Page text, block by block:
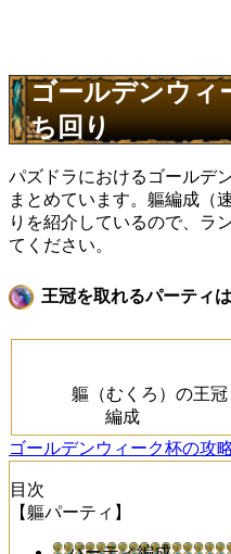
ゴールデンウィ
ち回り
パズドラにおけるゴールデ
まとめています。軀編成（
りを紹介しているので、ラ
てください。
王冠を取れるパーティ
軀（むくろ）の王冠
編成
ゴールデンウィーク杯の攻
目次
【軀パーティ】